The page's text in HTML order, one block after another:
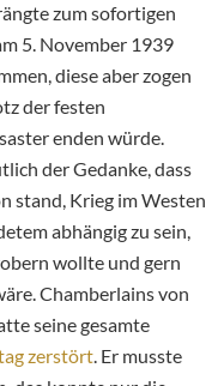
zum sofortigen
5. November 1939
diese aber zogen
der festen
enden würde.
der Gedanke, dass
stand, Krieg im Westen
abhängig zu sein,
wollte und gern
Chamberlains von
seine gesamte
zerstört. Er musste